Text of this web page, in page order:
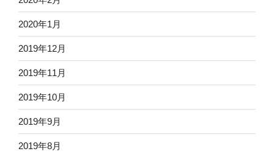
2020年1月
2019年12月
2019年11月
2019年10月
2019年9月
2019年8月